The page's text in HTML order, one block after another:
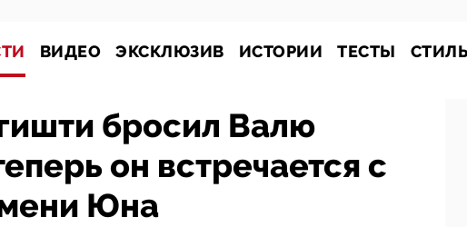
ВИДЕО ЭКСКЛЮЗИВ ИСТОРИИ ТЕСТЫ СТИЛЬ
бросил Валю
он встречается с
Юна